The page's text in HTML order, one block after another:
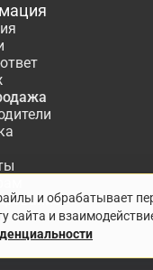
и обрабатывает
сайта и